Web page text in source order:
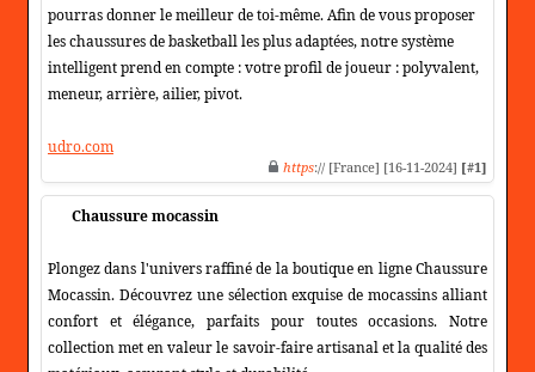
pourras donner le meilleur de toi-même. Afin de vous proposer
les chaussures de basketball les plus adaptées, notre système
intelligent prend en compte : votre profil de joueur : polyvalent,
meneur, arrière, ailier, pivot.
udro.com
https:// [France] [16-11-2024] [#1]
Chaussure mocassin
Plongez dans l'univers raffiné de la boutique en ligne Chaussure
Mocassin. Découvrez une sélection exquise de mocassins alliant
confort et élégance, parfaits pour toutes occasions. Notre
collection met en valeur le savoir-faire artisanal et la qualité des